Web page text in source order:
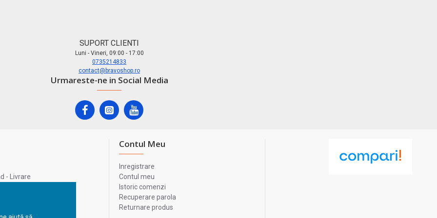
SUPORT CLIENTI
Luni - Vineri, 09:00 - 17:00
0735214833
contact@bravoshop.ro
Urmareste-ne in Social Media
- Livrare
Contul Meu
Inregistrare
Contul meu
Istoric comenzi
Recuperare parola
Returnare produs